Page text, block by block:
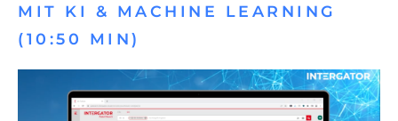
MIT KI & MACHINE LEARNING
(10:50 MIN)